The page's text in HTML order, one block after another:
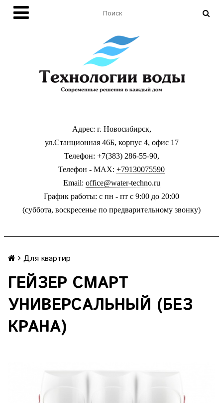
Адрес: г. Новосибирск,
ул.Станционная 46Б, корпус 4, офис 17
Телефон: +7(383) 286-55-90,
Телефон - MAX: +79130075590
Email: office@water-techno.ru
График работы: с пн - пт с 9:00 до 20:00
(суббота, воскресенье по предварительному звонку)
Для квартир
ГЕЙЗЕР СМАРТ
УНИВЕРСАЛЬНЫЙ (БЕЗ
КРАНА)